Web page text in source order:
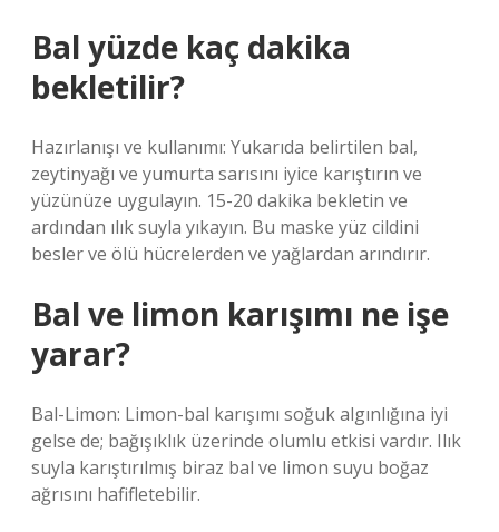
Bal yüzde kaç dakika
bekletilir?
Hazırlanışı ve kullanımı: Yukarıda belirtilen bal,
zeytinyağı ve yumurta sarısını iyice karıştırın ve
yüzünüze uygulayın. 15-20 dakika bekletin ve
ardından ılık suyla yıkayın. Bu maske yüz cildini
besler ve ölü hücrelerden ve yağlardan arındırır.
Bal ve limon karışımı ne işe
yarar?
Bal-Limon: Limon-bal karışımı soğuk algınlığına iyi
gelse de; bağışıklık üzerinde olumlu etkisi vardır. Ilık
suyla karıştırılmış biraz bal ve limon suyu boğaz
ağrısını hafifletebilir.